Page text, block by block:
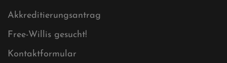
Sponsoren
Aktuelles
Akkreditierungsantrag